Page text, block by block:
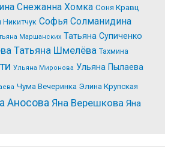
Снежанна Хомка Соня Кравц
Софья Солманидина
Маршанских Татьяна Супиченко
Татьяна Шмелёва Тахмина
Ульяна Миронова Ульяна Пылаева
Чума Вечеринка Элина Крупская
Аносова Яна Верешкова Яна